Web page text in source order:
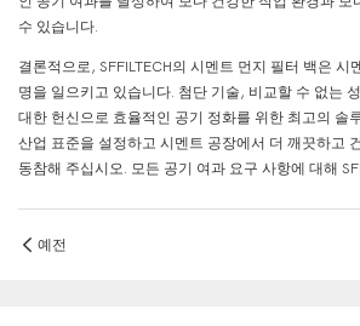
수 있습니다.
결론적으로, SFFILTECH의 시멘트 먼지 필터 백은 시
명을 일으키고 있습니다. 첨단 기술, 비교할 수 없는
대한 헌신으로 효율적인 공기 정화를 위한 최고의 솔
산업 표준을 설정하고 시멘트 공장에서 더 깨끗하고
동참해 주십시오. 모든 공기 여과 요구 사항에 대해
예전